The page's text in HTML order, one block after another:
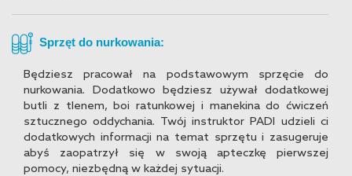
Sprzęt do nurkowania:
Będziesz pracował na podstawowym sprzęcie do
nurkowania. Dodatkowo będziesz używał dodatkowej
butli z tlenem, boi ratunkowej i manekina do ćwiczeń
sztucznego oddychania. Twój instruktor PADI udzieli ci
dodatkowych informacji na temat sprzętu i zasugeruje
abyś zaopatrzył się w swoją apteczkę pierwszej
pomocy, niezbędną w każdej sytuacji.